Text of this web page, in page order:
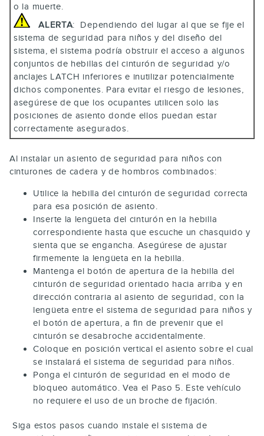
o la muerte.
ALERTA: Dependiendo del lugar al que se fije el
sistema de seguridad para niños y del diseño del
sistema, el sistema podría obstruir el acceso a algunos
conjuntos de hebillas del cinturón de seguridad y/o
anclajes LATCH inferiores e inutilizar potencialmente
dichos componentes. Para evitar el riesgo de lesiones,
asegúrese de que los ocupantes utilicen solo las
posiciones de asiento donde ellos puedan estar
correctamente asegurados.
Al instalar un asiento de seguridad para niños con
cinturones de cadera y de hombros combinados:
Utilice la hebilla del cinturón de seguridad correcta
para esa posición de asiento.
Inserte la lengüeta del cinturón en la hebilla
correspondiente hasta que escuche un chasquido y
sienta que se engancha. Asegúrese de ajustar
firmemente la lengüeta en la hebilla.
Mantenga el botón de apertura de la hebilla del
cinturón de seguridad orientado hacia arriba y en
dirección contraria al asiento de seguridad, con la
lengüeta entre el sistema de seguridad para niños y
el botón de apertura, a fin de prevenir que el
cinturón se desabroche accidentalmente.
Coloque en posición vertical el asiento sobre el cual
se instalará el sistema de seguridad para niños.
Ponga el cinturón de seguridad en el modo de
bloqueo automático. Vea el Paso 5. Este vehículo
no requiere el uso de un broche de fijación.
Siga estos pasos cuando instale el sistema de